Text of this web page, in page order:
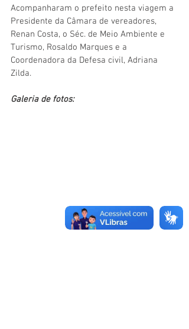
Acompanharam o prefeito nesta viagem a
Presidente da Câmara de vereadores,
Renan Costa, o Séc. de Meio Ambiente e
Turismo, Rosaldo Marques e a
Coordenadora da Defesa civil, Adriana
Zilda.
Galeria de fotos: